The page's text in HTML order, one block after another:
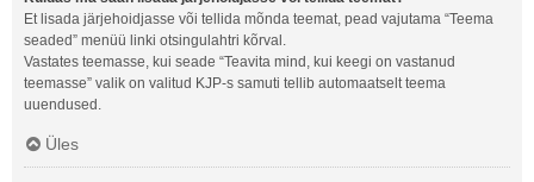
Et lisada järjehoidjasse või tellida mõnda teemat, pead vajutama “Teema
seaded” menüü linki otsingulahtri kõrval.
Vastates teemasse, kui seade “Teavita mind, kui keegi on vastanud
teemasse” valik on valitud KJP-s samuti tellib automaatselt teema
uuendused.
Üles